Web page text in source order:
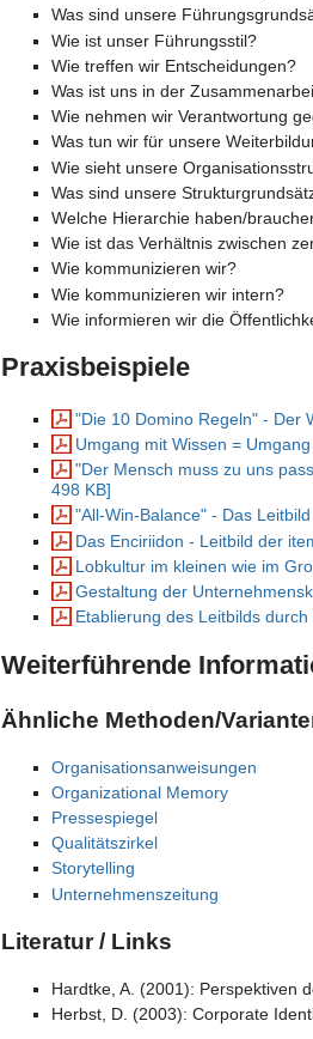
Was sind unsere
Wie ist unser Führungsstil?
Wie treffen wir Entscheidungen?
Was ist uns in der
Wie nehmen wir Verantwortung
Was tun wir für unsere
Wie sieht unsere
Was sind unsere
Welche Hierarchie haben/
Wie ist das Verhältnis zwischen
Wie kommunizieren wir?
Wie kommunizieren wir intern?
Wie informieren wir die
Praxisbeispiele
"Die 10 Domino Regeln" - Der
Umgang mit Wissen =
"Der Mensch muss zu uns
498 KB]
"All-Win-Balance" - Das
Das Enciriidon - Leitbild der
Lobkultur im kleinen wie im
Gestaltung der
Etablierung des Leitbilds
Weiterführende
Ähnliche Methoden/
Organisationsanweisungen
Organizational Memory
Pressespiegel
Qualitätszirkel
Storytelling
Unternehmenszeitung
Literatur / Links
Hardtke, A. (2001): Perspektiven
Herbst, D. (2003): Corporate